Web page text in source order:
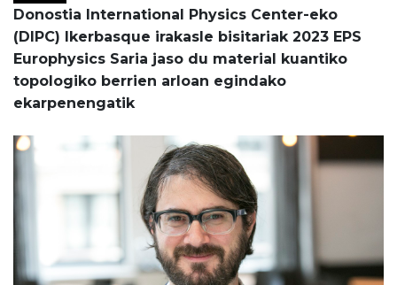
Donostia International Physics Center-eko
(DIPC) Ikerbasque irakasle bisitariak 2023 EPS
Europhysics Saria jaso du material kuantiko
topologiko berrien arloan egindako
ekarpenengatik